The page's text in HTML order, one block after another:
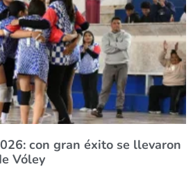
con gran éxito se llevaron
Vóley